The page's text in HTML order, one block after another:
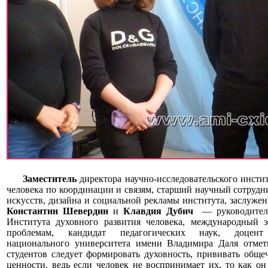
Заместитель директора научно-исследовательского
человека по координации и связям, старший научный
искусств, дизайна и социальной рекламы института,
Константин Шевердини Клавдия Дубич—
Института духовного развития человека, международный
проблемам, кандидат педагогических наук, доцент
национального университета имени Владимира Даля
студентов следует формировать духовность, прививать
ценности, ведь если человек не воспринимает их, то как